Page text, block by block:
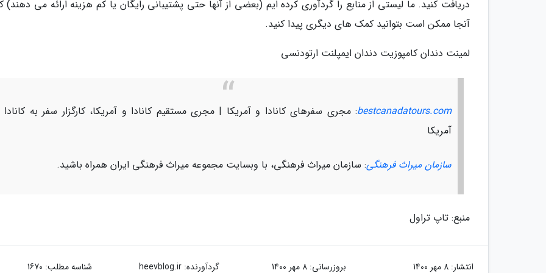
دریافت کنید. ما لیستی از منابع را گردآوری کرده ایم (بعضی از آنها حتی پشتیبانی رایگان یا کم هزینه ارائه می دهند)
آنجا ممکن است بتوانید کمک های دیگری پیدا کنید.
لمینت دندان کامپوزیت دندان ایمپلنت ارتودنسی
bestcanadatours.com: مجری سفرهای کانادا و آمریکا | مجری مستقیم کانادا و آمریکا، کارگزار سفر به کانادا
آمریکا
سازمان میراث فرهنگی: سازمان میراث فرهنگی، با وبسایت مجموعه میراث فرهنگی ایران همراه باشید.
منبع: تاپ تراول
انتشار: 8 مهر 1400 بروزرسانی: 8 مهر 1400 گردآورنده:heevblog.ir شناسه مطلب: 1670